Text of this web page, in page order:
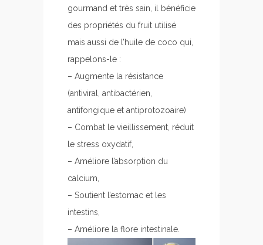
gourmand et très sain, il bénéficie
des propriétés du fruit utilisé
mais aussi de l’huile de coco qui,
rappelons-le :
– Augmente la résistance
(antiviral, antibactérien,
antifongique et antiprotozoaire)
– Combat le vieillissement, réduit
le stress oxydatif,
– Améliore l’absorption du
calcium,
– Soutient l’estomac et les
intestins,
– Améliore la flore intestinale.